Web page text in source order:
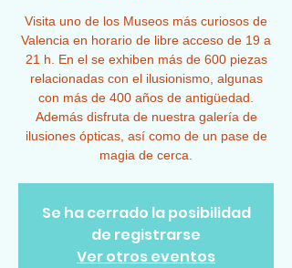
Visita uno de los Museos más curiosos de
Valencia en horario de libre acceso de 19 a
21 h. En el se exhiben más de 600 piezas
relacionadas con el ilusionismo, algunas
con más de 400 años de antigüedad.
Además disfruta de nuestra galería de
ilusiones ópticas, así como de un pase de
magia de cerca.
Se ha cerrado la posibilidad
de registrarse
Ver otros eventos